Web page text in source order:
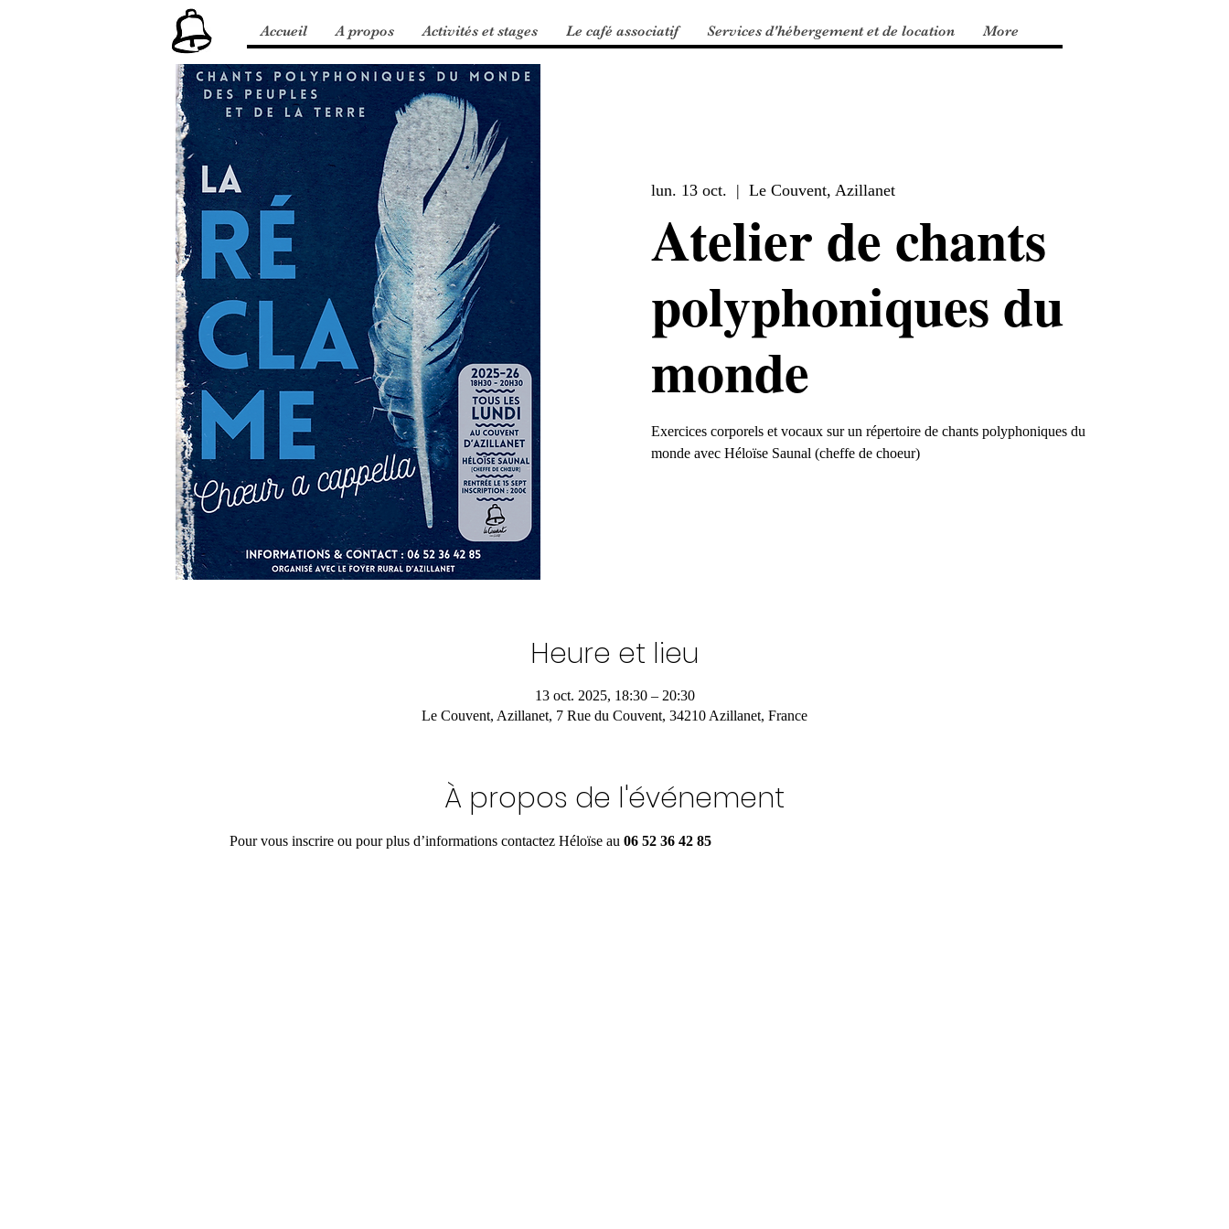
Accueil A propos Activités et stages Le café associatif Services d'hébergement et de location More
lun. 13 oct.
  |
Le Couvent, Azillanet
Atelier de chants
polyphoniques du
monde
Exercices corporels et vocaux sur un répertoire de chants polyphoniques du
monde avec Héloïse Saunal (cheffe de choeur)
Heure et lieu
13 oct. 2025, 18:30 – 20:30
Le Couvent, Azillanet, 7 Rue du Couvent, 34210 Azillanet, France
À propos de l'événement
Pour vous inscrire ou pour plus d’informations contactez Héloïse au 06 52 36 42 85